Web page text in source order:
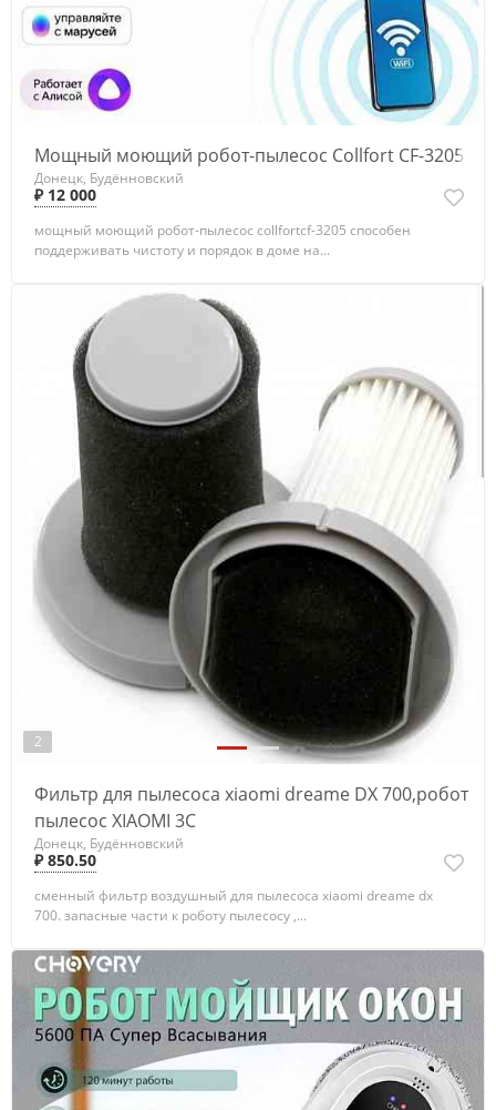
Мощный моющий робот-пылесос Collfort CF-3205
Донецк, Будённовский
₽ 12 000
мощный моющий робот-пылесос collfortcf-3205 способен
поддерживать чистоту и порядок в доме на...
2
Фильтр для пылесоса xiaomi dreame DX 700,робот
пылесос XIAOMI 3C
Донецк, Будённовский
₽ 850.50
сменный фильтр воздушный для пылесоса xiaomi dreame dx
700. запасные части к роботу пылесосу ,...